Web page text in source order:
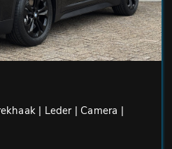
| Leder | Camera |